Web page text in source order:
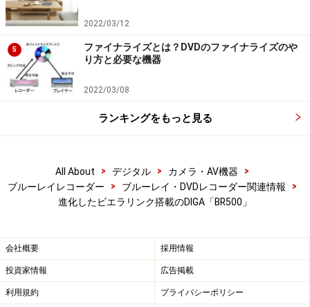
2022/03/12
5
ファイナライズとは？DVDのファイナライズのや
り方と必要な機器
2022/03/08
ランキングをもっと見る
All About > デジタル > カメラ・AV機器
>
ブルーレイレコーダー
> ブルーレイ・DVDレコーダー関連情報
>
進化したビエラリンク搭載のDIGA「BR500」
会社概要 採用情報
投資家情報 広告掲載
利用規約 プライバシーポリシー